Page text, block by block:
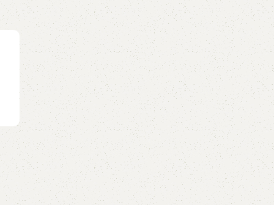
GUITAR
Các dùng pick (miếng gảy) để đệm hát các
rải
Posted by GuitarShare 0
Bài 20: Các dùng pick (miếng gảy) để đệm hát các
rảiLink khóa học Full: https://guitarshar...
Continue reading